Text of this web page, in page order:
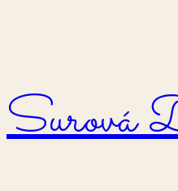
Surová